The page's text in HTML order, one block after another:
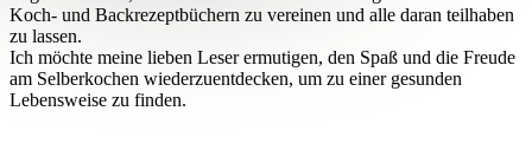
Koch- und Backrezeptbüchern zu vereinen und alle daran teilhaben
zu lassen.
Ich möchte meine lieben Leser ermutigen, den Spaß und die Freude
am Selberkochen wiederzuentdecken, um zu einer gesunden
Lebensweise zu finden.